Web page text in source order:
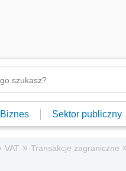
Biznes Sektor publiczny
VAT » Transakcje zagraniczne